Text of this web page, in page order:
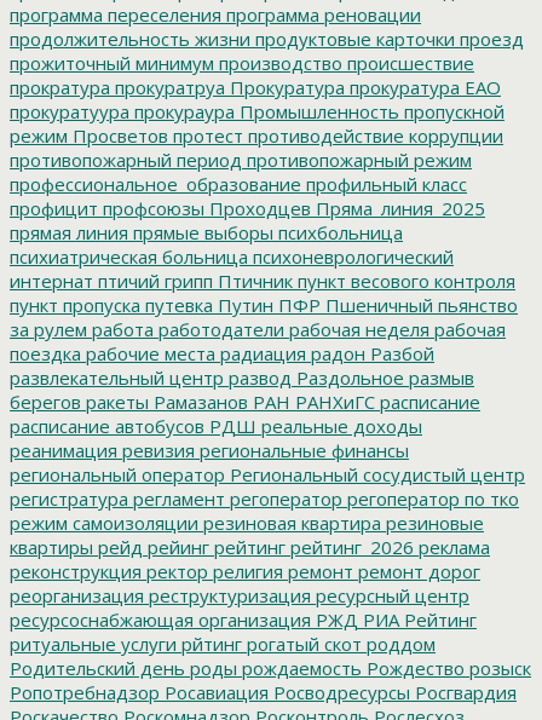
программа переселения программа реновации
продолжительность жизни продуктовые карточки проезд
прожиточный минимум производство происшествие
прократура прокуратруа Прокуратура прокуратура ЕАО
прокуратуура прокураура Промышленность пропускной
режим Просветов протест противодействие коррупции
противопожарный период противопожарный режим
профессиональное_образование профильный класс
профицит профсоюзы Проходцев Пряма_линия_2025
прямая линия прямые выборы психбольница
психиатрическая больница психоневрологический
интернат птичий грипп Птичник пункт весового контроля
пункт пропуска путевка Путин ПФР Пшеничный пьянство
за рулем работа работодатели рабочая неделя рабочая
поездка рабочие места радиация радон Разбой
развлекательный центр развод Раздольное размыв
берегов ракеты Рамазанов РАН РАНХиГС расписание
расписание автобусов РДШ реальные доходы
реанимация ревизия региональные финансы
региональный оператор Региональный сосудистый центр
регистратура регламент регоператор регоператор по тко
режим самоизоляции резиновая квартира резиновые
квартиры рейд рейинг рейтинг рейтинг_2026 реклама
реконструкция ректор религия ремонт ремонт дорог
реорганизация реструктуризация ресурсный центр
ресурсоснабжающая организация РЖД РИА Рейтинг
ритуальные услуги рйтинг рогатый скот роддом
Родительский день роды рождаемость Рождество розыск
Ропотребнадзор Росавиация Росводресурсы Росгвардия